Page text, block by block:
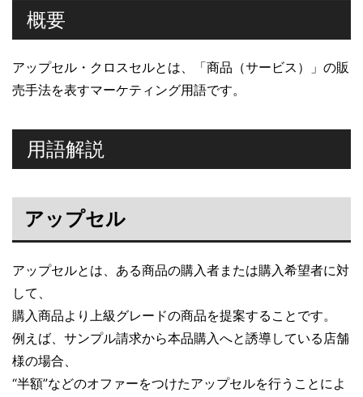
概要
アップセル・クロスセルとは、「商品（サービス）」の販
売手法を表すマーケティング用語です。
用語解説
アップセル
アップセルとは、ある商品の購入者または購入希望者に対
して、
購入商品より上級グレードの商品を提案することです。
例えば、サンプル請求から本品購入へと誘導している店舗
様の場合、
“半額”などのオファーをつけたアップセルを行うことによ